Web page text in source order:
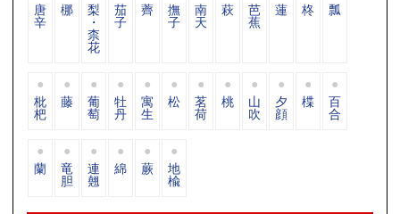
唐
辛
梛 梨
・
柰
花
茄
子
薺 撫
子
南
天
萩 芭
蕉
蓮 柊 瓢
枇
杷
藤 葡
萄
牡
丹
寓
生
松 茗
荷
桃 山
吹
夕
顔
楪 百
合
蘭 竜
胆
連
翹
綿 蕨 地
楡